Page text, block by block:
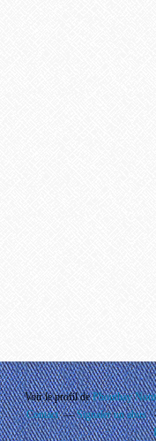
Voir le profil dePhouthay
Contact
Signaler un abus